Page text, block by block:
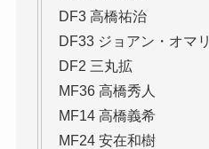
DF3 高橋祐治
DF33 ジョアン・オマリ
DF2 三丸拡
MF36 高橋秀人
MF14 高橋義希
MF24 安在和樹